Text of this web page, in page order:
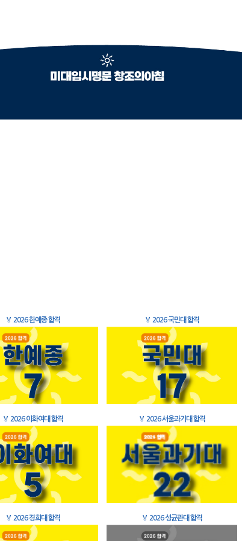
🏅 2026 한예종 합격 🏅 2026 국민대 합격
🏅 2026 이화여대 합격 🏅 2026 서울과기대 합격
🏅 2026 경희대 합격 🏅 2026 성균관대 합격